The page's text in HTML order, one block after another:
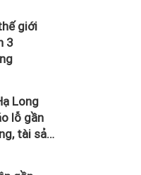
giới
3
Long
lỗ gần
tài sản